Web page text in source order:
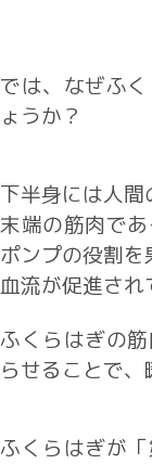
では、なぜふ
ょうか？
下半身には人間
末端の筋肉で
ポンプの役割を
血流が促進され
ふくらはぎの
らせることで、
ふくらはぎが